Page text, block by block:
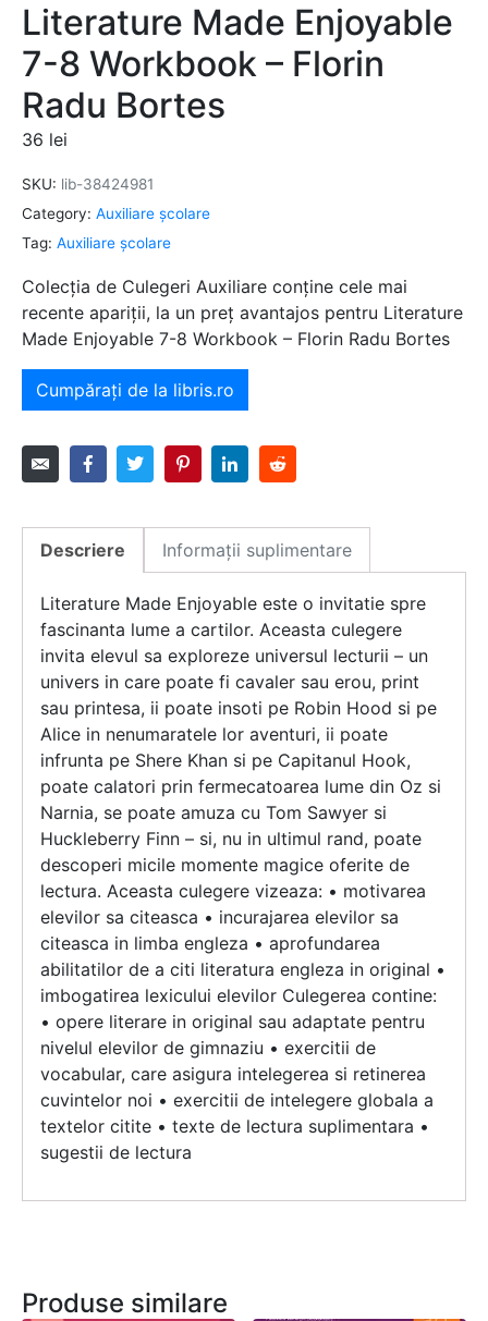
Literature Made Enjoyable
7-8 Workbook – Florin
Radu Bortes
36 lei
SKU: lib-38424981
Category: Auxiliare şcolare
Tag: Auxiliare şcolare
Colecția de Culegeri Auxiliare conține cele mai
recente apariții, la un preț avantajos pentru Literature
Made Enjoyable 7-8 Workbook – Florin Radu Bortes
Cumpărați de la libris.ro
Descriere Informații suplimentare
Literature Made Enjoyable este o invitatie spre
fascinanta lume a cartilor. Aceasta culegere
invita elevul sa exploreze universul lecturii – un
univers in care poate fi cavaler sau erou, print
sau printesa, ii poate insoti pe Robin Hood si pe
Alice in nenumaratele lor aventuri, ii poate
infrunta pe Shere Khan si pe Capitanul Hook,
poate calatori prin fermecatoarea lume din Oz si
Narnia, se poate amuza cu Tom Sawyer si
Huckleberry Finn – si, nu in ultimul rand, poate
descoperi micile momente magice oferite de
lectura. Aceasta culegere vizeaza: • motivarea
elevilor sa citeasca • incurajarea elevilor sa
citeasca in limba engleza • aprofundarea
abilitatilor de a citi literatura engleza in original •
imbogatirea lexicului elevilor Culegerea contine:
• opere literare in original sau adaptate pentru
nivelul elevilor de gimnaziu • exercitii de
vocabular, care asigura intelegerea si retinerea
cuvintelor noi • exercitii de intelegere globala a
textelor citite • texte de lectura suplimentara •
sugestii de lectura
Produse similare